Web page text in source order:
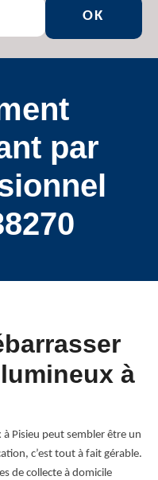
par
à
Pisieu peut sembler être un
c’est tout à fait gérable.
de collecte à domicile